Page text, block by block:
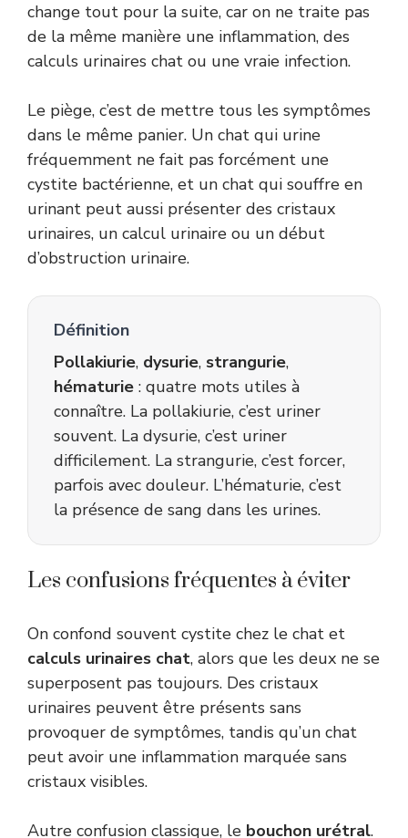
change tout pour la suite, car on ne traite pas
de la même manière une inflammation, des
calculs urinaires chat ou une vraie infection.
Le piège, c’est de mettre tous les symptômes
dans le même panier. Un chat qui urine
fréquemment ne fait pas forcément une
cystite bactérienne, et un chat qui souffre en
urinant peut aussi présenter des cristaux
urinaires, un calcul urinaire ou un début
d’obstruction urinaire.
Définition
Pollakiurie, dysurie, strangurie,
hématurie : quatre mots utiles à
connaître. La pollakiurie, c’est uriner
souvent. La dysurie, c’est uriner
difficilement. La strangurie, c’est forcer,
parfois avec douleur. L’hématurie, c’est
la présence de sang dans les urines.
Les confusions fréquentes à éviter
On confond souvent cystite chez le chat et
calculs urinaires chat, alors que les deux ne se
superposent pas toujours. Des cristaux
urinaires peuvent être présents sans
provoquer de symptômes, tandis qu’un chat
peut avoir une inflammation marquée sans
cristaux visibles.
Autre confusion classique, le bouchon urétral.